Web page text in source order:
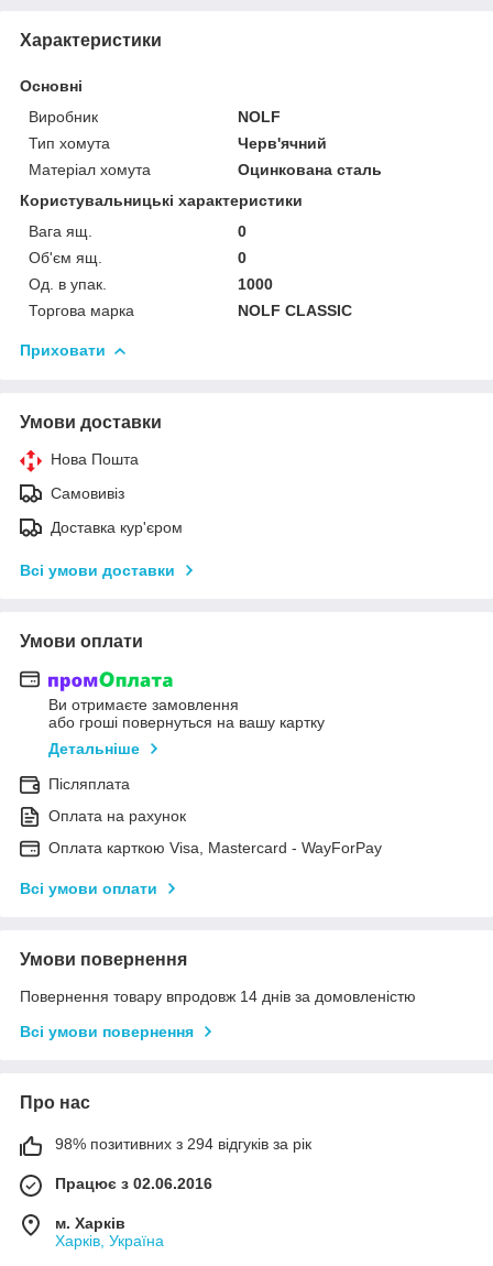
Характеристики
Основні
Виробник
NOLF
Тип хомута
Черв'ячний
Матеріал хомута
Оцинкована сталь
Користувальницькі характеристики
Вага ящ.
0
Об'єм ящ.
0
Од. в упак.
1000
Торгова марка
NOLF CLASSIC
Приховати
Умови доставки
Нова Пошта
Самовивіз
Доставка кур'єром
Всі умови доставки
Умови оплати
Ви отримаєте замовлення
або гроші повернуться на вашу картку
Детальніше
Післяплата
Оплата на рахунок
Оплата карткою Visa, Mastercard - WayForPay
Всі умови оплати
Умови повернення
Повернення товару впродовж 14 днів за домовленістю
Всі умови повернення
Про нас
98% позитивних з 294 відгуків за рік
Працює з 02.06.2016
м. Харків
Харків, Україна